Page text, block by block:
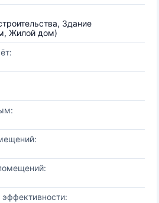
Здание
Жилой дом)
эффективности: